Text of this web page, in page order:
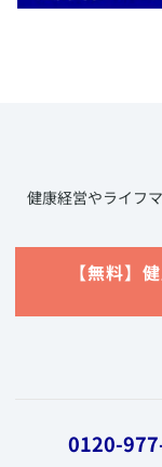
健康経営やライフ
【無料】
0120-